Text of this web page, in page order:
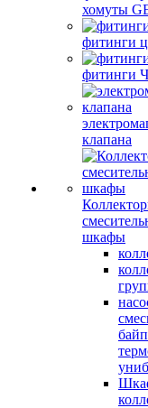
хомуты
фитинги
фитинги
клапана
шкафы